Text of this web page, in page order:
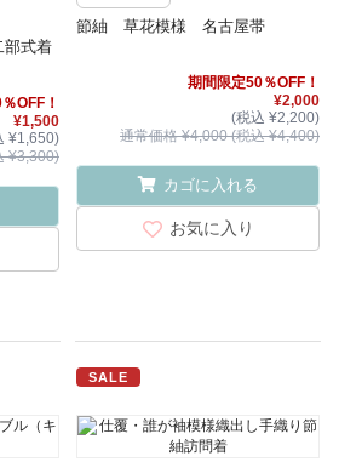
部式着
OFF！
¥1,500
¥1,650)
¥3,300)
節紬 草花模様 名古屋帯
期間限定50％OFF！
¥2,000
(税込 ¥2,200)
通常価格 ¥4,000 (税込 ¥4,400)
カゴに入れる
お気に入り
SALE